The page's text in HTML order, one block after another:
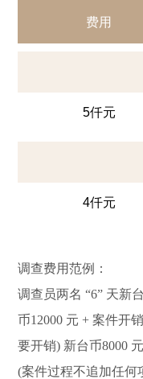
费用
5仟元
4仟元
调查费用范例：
调查员两名 “6” 天新
币12000 元 + 案件开
要开销) 新台币8000
(案件过程不追加任何